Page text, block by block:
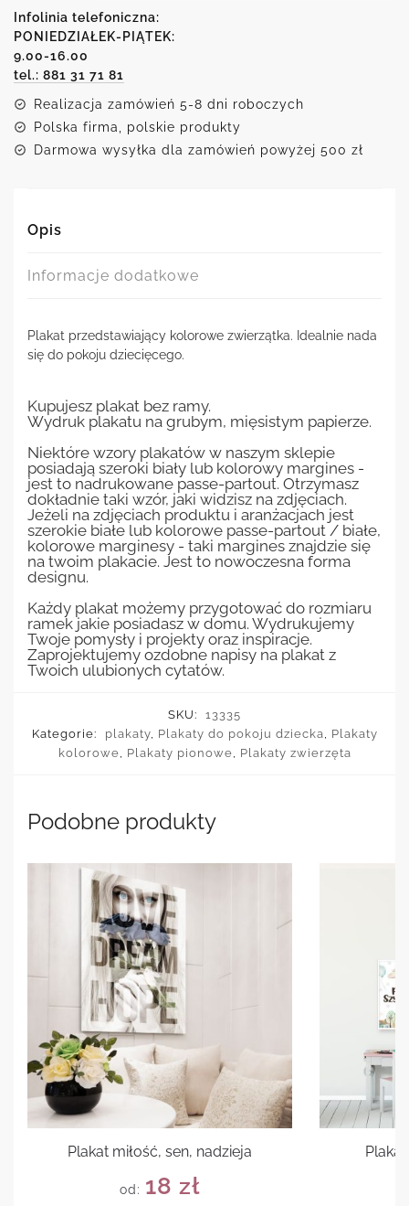
kolorowymi
zwierzątkami
Infolinia telefoniczna:
PONIEDZIAŁEK-PIĄTEK:
9.00-16.00
tel.: 881 31 71 81
Realizacja zamówień 5-8 dni roboczych
Polska firma, polskie produkty
Darmowa wysyłka dla zamówień powyżej 500 zł
Opis
Informacje dodatkowe
Plakat przedstawiający kolorowe zwierzątka. Idealnie nada
się do pokoju dziecięcego.
Kupujesz plakat bez ramy.
Wydruk plakatu na grubym, mięsistym papierze.
Niektóre wzory plakatów w naszym sklepie
posiadają szeroki biały lub kolorowy margines -
jest to nadrukowane passe-partout. Otrzymasz
dokładnie taki wzór, jaki widzisz na zdjęciach.
Jeżeli na zdjęciach produktu i aranżacjach jest
szerokie białe lub kolorowe passe-partout / białe,
kolorowe marginesy - taki margines znajdzie się
na twoim plakacie. Jest to nowoczesna forma
designu.
Każdy plakat możemy przygotować do rozmiaru
ramek jakie posiadasz w domu. Wydrukujemy
Twoje pomysły i projekty oraz inspiracje.
Zaprojektujemy ozdobne napisy na plakat z
Twoich ulubionych cytatów.
SKU:
13335
Kategorie:
plakaty, Plakaty do pokoju dziecka, Plakaty
kolorowe, Plakaty pionowe, Plakaty zwierzęta
Podobne produkty
Plakat miłość, sen, nadzieja
od: 18 zł